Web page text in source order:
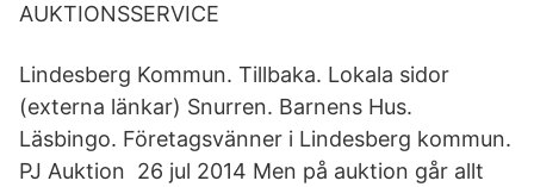
AUKTIONSSERVICE
Lindesberg Kommun. Tillbaka. Lokala sidor
(externa länkar) Snurren. Barnens Hus.
Läsbingo. Företagsvänner i Lindesberg kommun.
PJ Auktion 26 jul 2014 Men på auktion går allt